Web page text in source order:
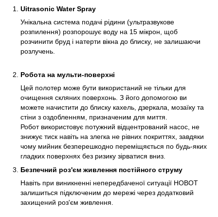
Uitrasonic Water Spray
Унікальна система подачі рідини (ультразвукове
розпилення) розпорошує воду на 15 мікрон, щоб
розчинити бруд і натерти вікна до блиску, не залишаючи
розлучень.
Робота на мульти-поверхні
Цей полотер може бути використаний не тільки для
очищення скляних поверхонь. З його допомогою ви
можете начистити до блиску кахель, дзеркала, мозаїку та
стіни з оздобленням, призначеним для миття.
Робот використовує потужний відцентрований насос, не
знижує тиск навіть на злегка не рівних покриттях, завдяки
чому мийник безперешкодно переміщяється по будь-яких
гладких поверхнях без ризику зірватися вниз.
Безпечний роз'єм живлення постійного струму
Навіть при виникненні непередбаченої ситуації HOBOT
залишиться підключеним до мережі через додатковий
захищений роз'єм живлення.